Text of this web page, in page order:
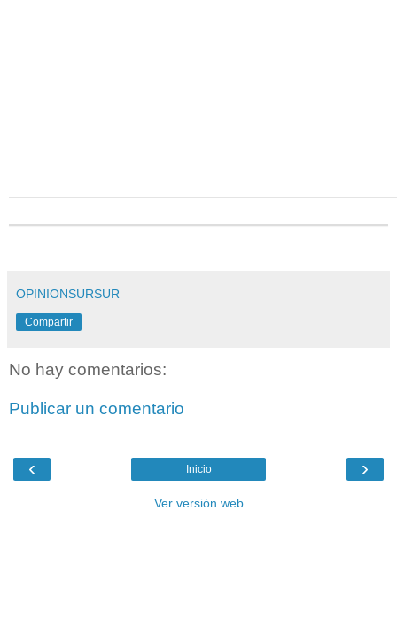
OPINIONSURSUR
Compartir
No hay comentarios:
Publicar un comentario
‹ ›
Inicio
Ver versión web